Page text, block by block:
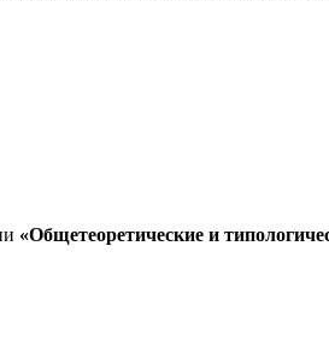
«Общетеоретические и